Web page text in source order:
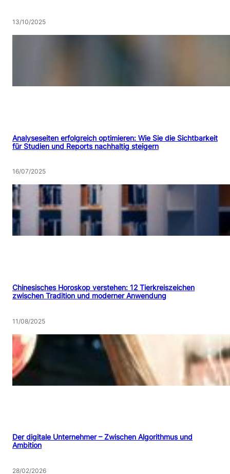
13/10/2025
Analyseseiten erfolgreich optimieren: Wie Sie die Sichtbarkeit
für Studien und Reports nachhaltig steigern
16/07/2025
Chinesisches Horoskop verstehen: 12 Tierkreiszeichen
zwischen Tradition und moderner Anwendung
11/08/2025
Der digitale Unternehmer – Zwischen Algorithmus und
Ambition
28/02/2026